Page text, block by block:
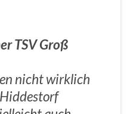
TSV Groß
nicht wirklich